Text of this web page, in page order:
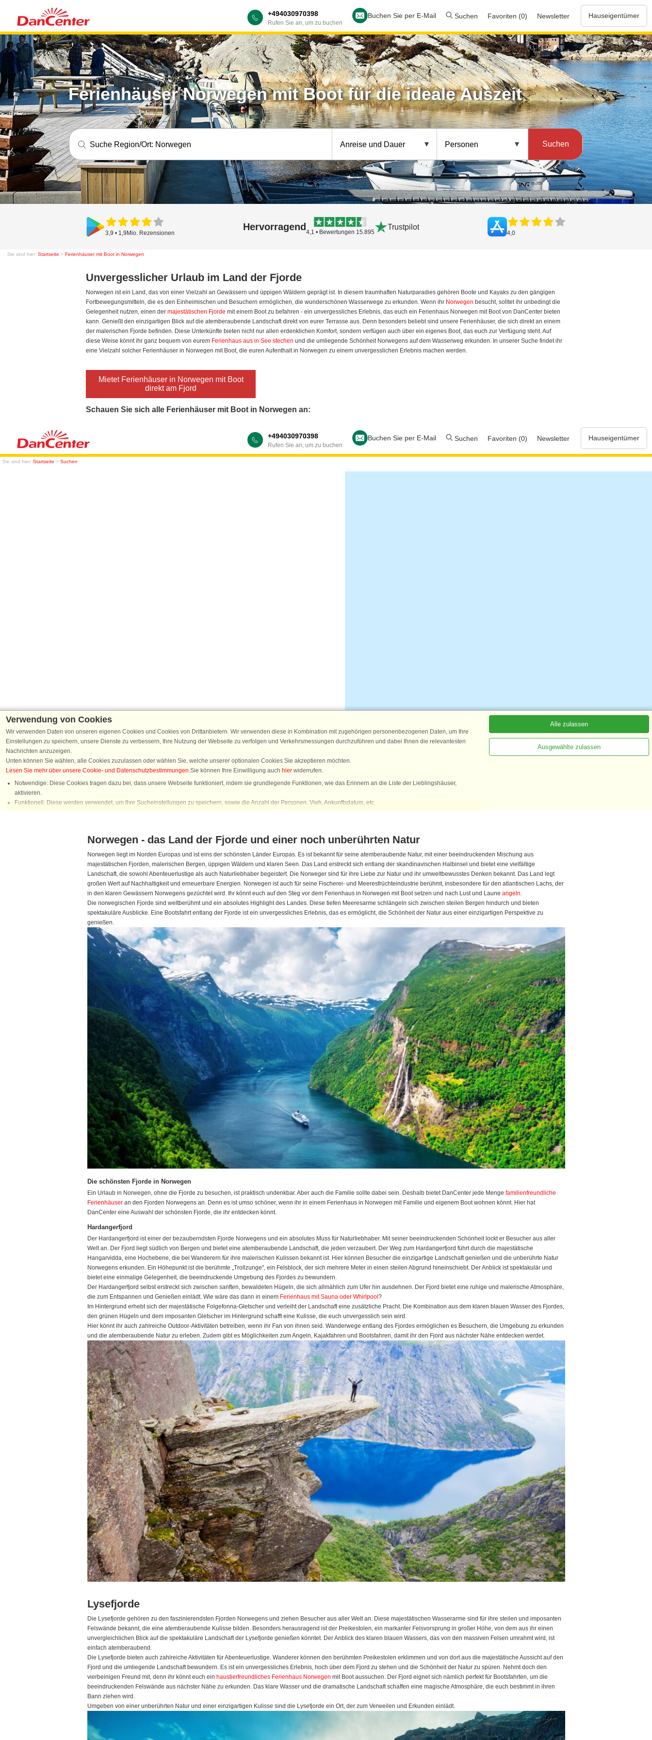
+494030970398
Rufen Sie an, um zu buchen
Buchen Sie per E-Mail Suchen Favoriten (0) Newsletter Hauseigentümer
Ferienhäuser Norwegen mit Boot für die ideale Auszeit
Suche Region/Ort: Norwegen Anreise und Dauer Personen Suchen
3,9 • 1,9Mio. Rezensionen
Hervorragend 4,1 • Bewertungen 15.895
Trustpilot
4,0
Sie sind hier: Startseite > Ferienhäuser mit Boot in Norwegen
Unvergesslicher Urlaub im Land der Fjorde
Norwegen ist ein Land, das von einer Vielzahl an Gewässern und üppigen Wäldern geprägt ist. In diesem traumhaften Naturparadies gehören Boote und Kayaks zu den gängigen
Fortbewegungsmitteln, die es den Einheimischen und Besuchern ermöglichen, die wunderschönen Wasserwege zu erkunden. Wenn ihr Norwegen besucht, solltet ihr unbedingt die
Gelegenheit nutzen, einen der majestätischen Fjorde mit einem Boot zu befahren - ein unvergessliches Erlebnis, das euch ein Ferienhaus Norwegen mit Boot von DanCenter bieten
kann. Genießt den einzigartigen Blick auf die atemberaubende Landschaft direkt von eurer Terrasse aus. Denn besonders beliebt sind unsere Ferienhäuser, die sich direkt an einem
der malerischen Fjorde befinden. Diese Unterkünfte bieten nicht nur allen erdenklichen Komfort, sondern verfügen auch über ein eigenes Boot, das euch zur Verfügung steht. Auf
diese Weise könnt ihr ganz bequem von eurem Ferienhaus aus in See stechen und die umliegende Schönheit Norwegens auf dem Wasserweg erkunden. In unserer Suche findet ihr
eine Vielzahl solcher Ferienhäuser in Norwegen mit Boot, die euren Aufenthalt in Norwegen zu einem unvergesslichen Erlebnis machen werden.
Mietet Ferienhäuser in Norwegen mit Boot
direkt am Fjord
Schauen Sie sich alle Ferienhäuser mit Boot in Norwegen an:
Norwegen - das Land der Fjorde und einer noch unberührten Natur
Norwegen liegt im Norden Europas und ist eins der schönsten Länder Europas. Es ist bekannt für seine atemberaubende Natur, mit einer beeindruckenden Mischung aus
majestätischen Fjorden, malerischen Bergen, üppigen Wäldern und klaren Seen. Das Land erstreckt sich entlang der skandinavischen Halbinsel und bietet eine vielfältige
Landschaft, die sowohl Abenteuerlustige als auch Naturliebhaber begeistert. Die Norweger sind für ihre Liebe zur Natur und ihr umweltbewusstes Denken bekannt. Das Land legt
großen Wert auf Nachhaltigkeit und erneuerbare Energien. Norwegen ist auch für seine Fischerei- und Meeresfrüchteindustrie berühmt, insbesondere für den atlantischen Lachs, der
in den klaren Gewässern Norwegens gezüchtet wird. Ihr könnt euch auf den Steg vor dem Ferienhaus in Norwegen mit Boot setzen und nach Lust und Laune angeln
Die norwegischen Fjorde sind weltberühmt und ein absolutes Highlight des Landes. Diese tiefen Meeresarme schlängeln sich zwischen steilen Bergen hindurch und bieten
spektakuläre Ausblicke. Eine Bootsfahrt entlang der Fjorde ist ein unvergessliches Erlebnis, das es ermöglicht, die Schönheit der Natur aus einer einzigartigen Perspektive zu
genießen.
Die schönsten Fjorde in Norwegen
Ein Urlaub in Norwegen, ohne die Fjorde zu besuchen, ist praktisch undenkbar. Aber auch die Familie sollte dabei sein. Deshalb bietet DanCenter jede Menge familienfreundliche
Ferienhäuseran den Fjorden Norwegens an. Denn es ist umso schöner, wenn ihr in einem Ferienhaus in Norwegen mit Familie und eigenem Boot wohnen könnt. Hier hat
DanCenter eine Auswahl der schönsten Fjorde, die ihr entdecken könnt.
Hardangerfjord
Der Hardangerfjord ist einer der bezauberndsten Fjorde Norwegens und ein absolutes Muss für Naturliebhaber. Mit seiner beeindruckenden Schönheit lockt er Besucher aus aller
Welt an. Der Fjord liegt südlich von Bergen und bietet eine atemberaubende Landschaft, die jeden verzaubert. Der Weg zum Hardangerfjord führt durch die majestätische
Hangarvidda, eine Hochebene, die bei Wanderern für ihre malerischen Kulissen bekannt ist. Hier können Besucher die einzigartige Landschaft genießen und die unberührte Natur
Norwegens erkunden. Ein Höhepunkt ist die berühmte „Trollzunge", ein Felsblock, der sich mehrere Meter in einen steilen Abgrund hineinschiebt. Der Anblick ist spektakulär und
bietet eine einmalige Gelegenheit, die beeindruckende Umgebung des Fjordes zu bewundern.
Der Hardangerfjord selbst erstreckt sich zwischen sanften, bewaldeten Hügeln, die sich allmählich zum Ufer hin ausdehnen. Der Fjord bietet eine ruhige und malerische Atmosphäre,
die zum Entspannen und Genießen einlädt. Wie wäre das dann in einem Ferienhaus mit Sauna oder Whirlpool ?
Im Hintergrund erhebt sich der majestätische Folgefonna-Gletscher und verleiht der Landschaft eine zusätzliche Pracht. Die Kombination aus dem klaren blauen Wasser des Fjordes,
den grünen Hügeln und dem imposanten Gletscher im Hintergrund schafft eine Kulisse, die euch unvergesslich sein wird.
Hier könnt ihr auch zahlreiche Outdoor-Aktivitäten betreiben, wenn ihr Fan von ihnen seid. Wanderwege entlang des Fjordes ermöglichen es Besuchern, die Umgebung zu erkunden
und die atemberaubende Natur zu erleben. Zudem gibt es Möglichkeiten zum Angeln, Kajakfahren und Bootsfahren, damit ihr den Fjord aus nächster Nähe entdecken werdet.
Lysefjorde
Die Lysefjorde gehören zu den faszinierendsten Fjorden Norwegens und ziehen Besucher aus aller Welt an. Diese majestätischen Wasserarme sind für ihre steilen und imposanten
Felswände bekannt, die eine atemberaubende Kulisse bilden. Besonders herausragend ist der Preikestolen, ein markanter Felsvorsprung in großer Höhe, von dem aus ihr einen
unvergleichlichen Blick auf die spektakuläre Landschaft der Lysefjorde genießen könntet. Der Anblick des klaren blauen Wassers, das von den massiven Felsen umrahmt wird, ist
einfach atemberaubend.
Die Lysefjorde bieten auch zahlreiche Aktivitäten für Abenteuerlustige. Wanderer können den berühmten Preikestolen erklimmen und von dort aus die majestätische Aussicht auf den
Fjord und die umliegende Landschaft bewundern. Es ist ein unvergessliches Erlebnis, hoch über dem Fjord zu stehen und die Schönheit der Natur zu spüren. Nehmt doch den
vierbeinigen Freund mit, denn ihr könnt euch ein haustierfreundliches Ferienhaus Norwegen mit Boot aussuchen. Der Fjord eignet sich nämlich perfekt für Bootsfahrten, um die
beeindruckenden Felswände aus nächster Nähe zu erkunden. Das klare Wasser und die dramatische Landschaft schaffen eine magische Atmosphäre, die euch bestimmt in ihren
Bann ziehen wird.
Umgeben von einer unberührten Natur und einer einzigartigen Kulisse sind die Lysefjorde ein Ort, der zum Verweilen und Erkunden einlädt.